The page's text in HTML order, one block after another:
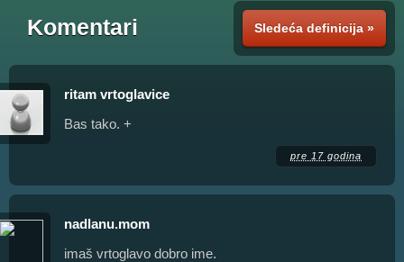
Sledeća definicija »
Komentari
ritam vrtoglavice
Bas tako. +
pre 17 godina
nadlanu.mom
imaš vrtoglavo dobro ime.